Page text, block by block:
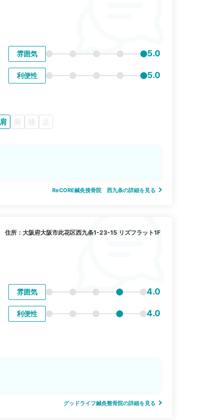
雰囲気 5.0
利便性 5.0
肩 腕 膝 足
ReCORE鍼灸接骨院 西九条の詳細を見る
住所：大阪府大阪市此花区西九条1-23-15 リズフラット1F
雰囲気 4.0
利便性 4.0
グッドライフ鍼灸整骨院の詳細を見る